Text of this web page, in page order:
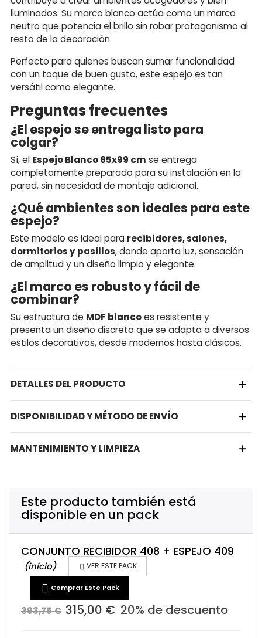
iluminados. Su marco blanco actúa como un marco
neutro que potencia el brillo sin robar protagonismo al
resto de la decoración.
Perfecto para quienes buscan sumar funcionalidad
con un toque de buen gusto, este espejo es tan
versátil como elegante.
Preguntas frecuentes
¿El espejo se entrega listo para
colgar?
Sí, el Espejo Blanco 85x99 cm se entrega
completamente preparado para su instalación en la
pared, sin necesidad de montaje adicional.
¿Qué ambientes son ideales para este
espejo?
Este modelo es ideal para recibidores, salones,
dormitorios y pasillos, donde aporta luz, sensación
de amplitud y un diseño limpio y elegante.
¿El marco es robusto y fácil de
combinar?
Su estructura de MDF blancoes resistente y
presenta un diseño discreto que se adapta a diversos
estilos decorativos, desde modernos hasta clásicos.
DETALLES DEL PRODUCTO
DISPONIBILIDAD Y MÉTODO DE ENVÍO
MANTENIMIENTO Y LIMPIEZA
Este producto también está
disponible en un pack
CONJUNTO RECIBIDOR 408 + ESPEJO 409
(inicio)  VER ESTE PACK
 Comprar Este Pack
393,75 € 315,00 € 20% de descuento